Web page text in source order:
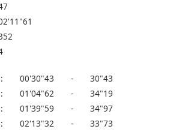
: 00'30"43 -
30"43
: 01'04"62 -
34"19
: 01'39"59 -
34"97
: 02'13"32 - 33"73